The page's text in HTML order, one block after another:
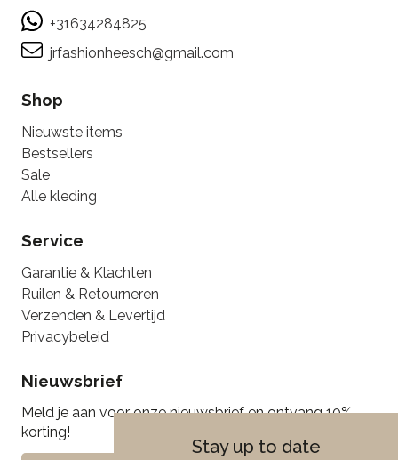
Stay up to date
+31634284825
jrfashionheesch@gmail.com
Shop
Nieuwste items
Bestsellers
Sale
Alle kleding
Service
Garantie & Klachten
Ruilen & Retourneren
Verzenden & Levertijd
Privacybeleid
Nieuwsbrief
Meld je aan voor onze nieuwsbrief en ontvang 10%
korting!